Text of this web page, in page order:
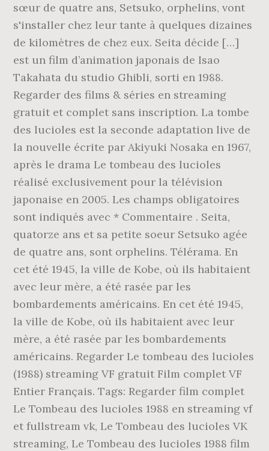
sœur de quatre ans, Setsuko, orphelins, vont
s'installer chez leur tante à quelques dizaines
de kilomètres de chez eux. Seita décide […]
est un film d’animation japonais de Isao
Takahata du studio Ghibli, sorti en 1988.
Regarder des films & séries en streaming
gratuit et complet sans inscription. La tombe
des lucioles est la seconde adaptation live de
la nouvelle écrite par Akiyuki Nosaka en 1967,
après le drama Le tombeau des lucioles
réalisé exclusivement pour la télévision
japonaise en 2005. Les champs obligatoires
sont indiqués avec * Commentaire . Seita,
quatorze ans et sa petite soeur Setsuko agée
de quatre ans, sont orphelins. Télérama. En
cet été 1945, la ville de Kobe, où ils habitaient
avec leur mère, a été rasée par les
bombardements américains. En cet été 1945,
la ville de Kobe, où ils habitaient avec leur
mère, a été rasée par les bombardements
américains. Regarder Le tombeau des lucioles
(1988) streaming VF gratuit Film complet VF
Entier Français. Tags: Regarder film complet
Le Tombeau des lucioles 1988 en streaming vf
et fullstream vk, Le Tombeau des lucioles VK
streaming, Le Tombeau des lucioles 1988 film